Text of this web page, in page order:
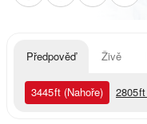
Předpověď Živě
3445ft (Nahoře) 2805ft